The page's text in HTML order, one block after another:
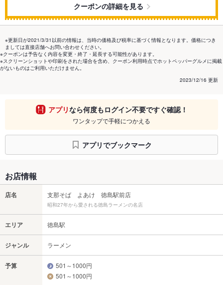
クーポンの詳細を見る
※更新日が2021/3/31以前の情報は、当時の価格及び税率に基づく情報となります。価格につき
ましては直接店舗へお問い合わせください。
※クーポンは予告なく内容を変更・終了・延長する可能性があります。
※スクリーンショットや印刷をされた場合を含め、クーポン利用時点でホットペッパーグルメに掲載
がないものはご利用いただけません。
2023/12/16 更新
アプリなら何度もログイン不要ですぐ確認！
ワンタップで手軽につかえる
アプリでブックマーク
お店情報
店名 支那そば よあけ 徳島駅前店
昭和27年から愛される徳島ラーメンの名店
エリア 徳島駅
ジャンル ラーメン
予算
501～1000円
501～1000円